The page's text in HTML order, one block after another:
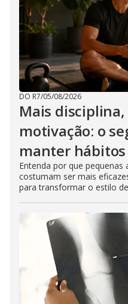
DO R7/05/08/2026
Mais
motivação: o
manter
Entenda por que
costumam ser mais
para transformar o estilo